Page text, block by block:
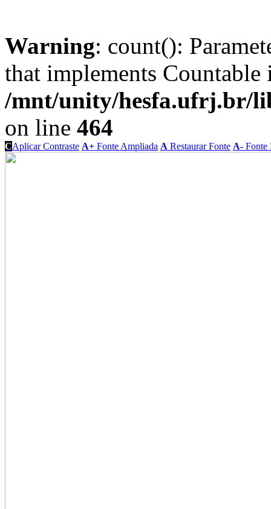
Warning: count():
that implements Countable
/mnt/unity/hesfa.ufrj.br/
on line 464
CAplicar Contraste A+ Fonte Ampliada A Restaurar Fonte A- Fonte